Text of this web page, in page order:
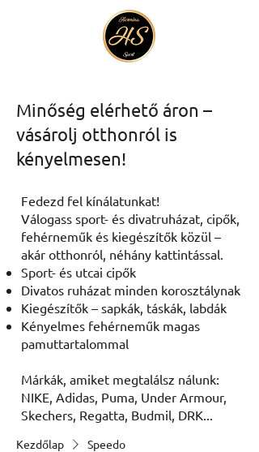
Minőség elérhető áron –
vásárolj otthonról is
kényelmesen!
Fedezd fel kínálatunkat!
Válogass sport- és divatruházat, cipők,
fehérneműk és kiegészítők közül –
akár otthonról, néhány kattintással.
Sport- és utcai cipők
Divatos ruházat minden korosztálynak
Kiegészítők – sapkák, táskák, labdák
Kényelmes fehérneműk magas
pamuttartalommal
Márkák, amiket megtalálsz nálunk:
NIKE, Adidas, Puma, Under Armour,
Skechers, Regatta, Budmil, DRK...
Kezdőlap Speedo